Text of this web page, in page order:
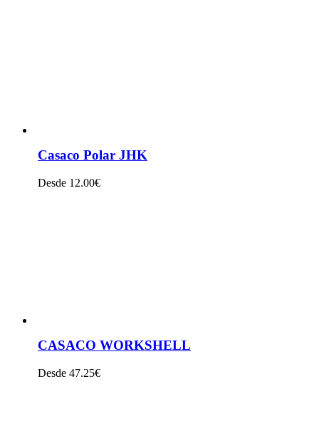
Casaco Polar JHK
Desde 12.00€
CASACO WORKSHELL
Desde 47.25€